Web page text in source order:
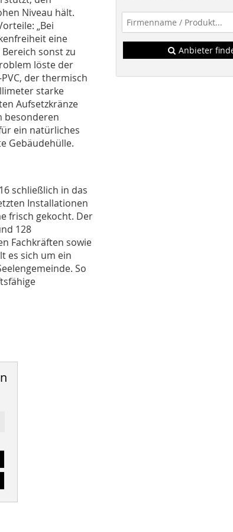
Niveau hält.
„Bei
eine
sonst zu
löste der
der thermisch
starke
Aufsetzkränze
besonderen
ein natürliches
Gebäudehülle.
schließlich in das
Installationen
frisch gekocht. Der
128
Fachkräften sowie
es sich um ein
So
Anbieter